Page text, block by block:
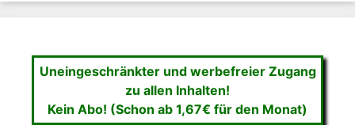
Uneingeschränkter und werbefreier Zugang
zu allen Inhalten!
Kein Abo! (Schon ab 1,67€ für den Monat)